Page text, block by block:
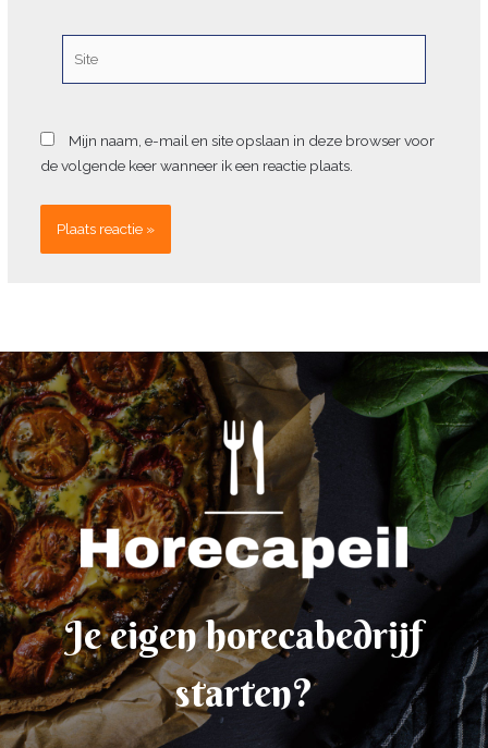
Mijn naam, e-mail en site opslaan in deze browser voor
de volgende keer wanneer ik een reactie plaats.
Je eigen horecabedrijf
starten?